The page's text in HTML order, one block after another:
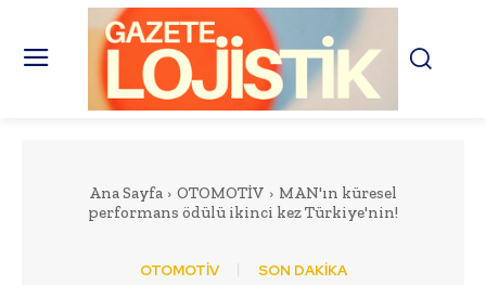
Ana Sayfa OTOMOTİV
MAN'ın küresel
performans ödülü ikinci kez Türkiye'nin!
OTOMOTİV SON DAKİKA